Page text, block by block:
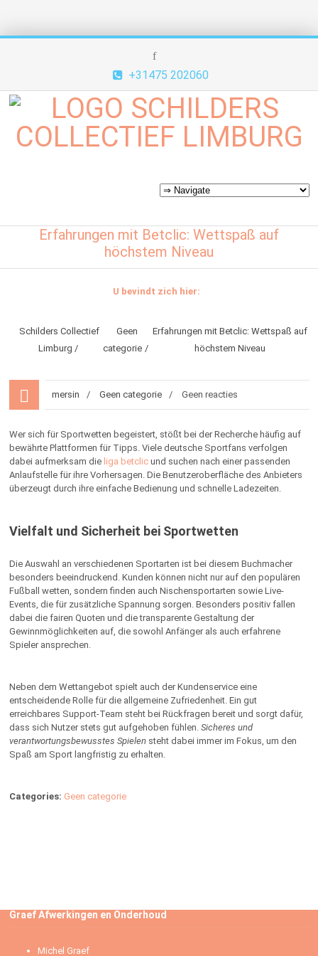
+31475 202060
Erfahrungen mit Betclic: Wettspaß auf
höchstem Niveau
U bevindt zich hier:
Schilders Collectief
Limburg
Geen
categorie
Erfahrungen mit Betclic: Wettspaß auf
höchstem Niveau
mersin Geen categorie Geen reacties
Wer sich für Sportwetten begeistert, stößt bei der Recherche häufig auf
bewährte Plattformen für Tipps. Viele deutsche Sportfans verfolgen
dabei aufmerksam die liga betclicund suchen nach einer passenden
Anlaufstelle für ihre Vorhersagen. Die Benutzeroberfläche des Anbieters
überzeugt durch ihre einfache Bedienung und schnelle Ladezeiten.
Vielfalt und Sicherheit bei Sportwetten
Die Auswahl an verschiedenen Sportarten ist bei diesem Buchmacher
besonders beeindruckend. Kunden können nicht nur auf den populären
Fußball wetten, sondern finden auch Nischensportarten sowie Live-
Events, die für zusätzliche Spannung sorgen. Besonders positiv fallen
dabei die fairen Quoten und die transparente Gestaltung der
Gewinnmöglichkeiten auf, die sowohl Anfänger als auch erfahrene
Spieler ansprechen.
Neben dem Wettangebot spielt auch der Kundenservice eine
entscheidende Rolle für die allgemeine Zufriedenheit. Ein gut
erreichbares Support-Team steht bei Rückfragen bereit und sorgt dafür,
dass sich Nutzer stets gut aufgehoben fühlen. Sicheres und
verantwortungsbewusstes Spielensteht dabei immer im Fokus, um den
Spaß am Sport langfristig zu erhalten.
Categories: Geen categorie
Graef Afwerkingen en Onderhoud
Michel Graef